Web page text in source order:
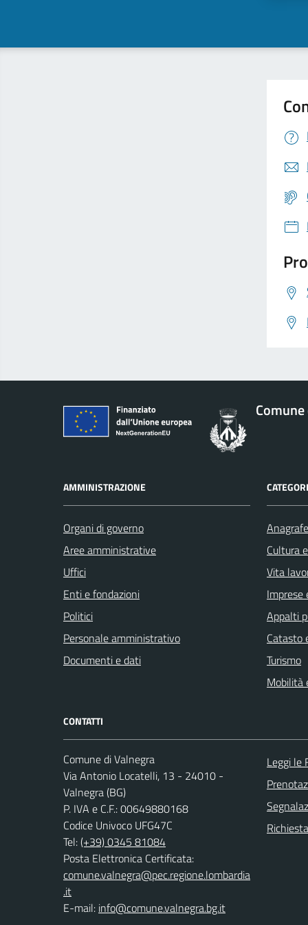
AMMINISTRAZIONE
Organi di governo
Aree amministrative
Uffici
Enti e fondazioni
Politici
Personale amministrativo
Documenti e dati
Cultura
Vita
Imprese
Appalti
Catasto
Turismo
Mobilità
CONTATTI
Comune di Valnegra
Via Antonio Locatelli, 13 - 24010 -
Valnegra (BG)
P. IVA e C.F.: 00649880168
Codice Univoco UFG47C
Tel:(+39) 0345 81084
Posta Elettronica Certificata:
comune.valnegra@pec.regione.lombardia
.it
E-mail: info@comune.valnegra.bg.it
Leggi le